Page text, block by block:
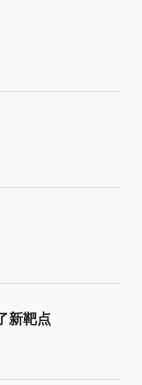
新靶点